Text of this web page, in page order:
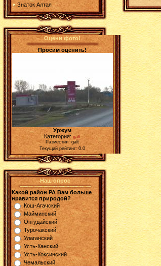
Знаток Алтая
Оцени фото!
Просим оценить!
Уржум
Категория:galt
Разместил: galt
Текущий рейтинг: 0.0
Наш опрос
Какой район РА Вам больше
нравится природой?
Кош-Агачский
Майминский
Онгудайский
Турочакский
Улаганский
Усть-Канский
Усть-Коксинский
Чемальский